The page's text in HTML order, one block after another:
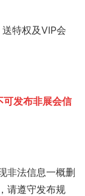
特权及VIP会
可发布非展会信
非法信息一概删
请遵守发布规